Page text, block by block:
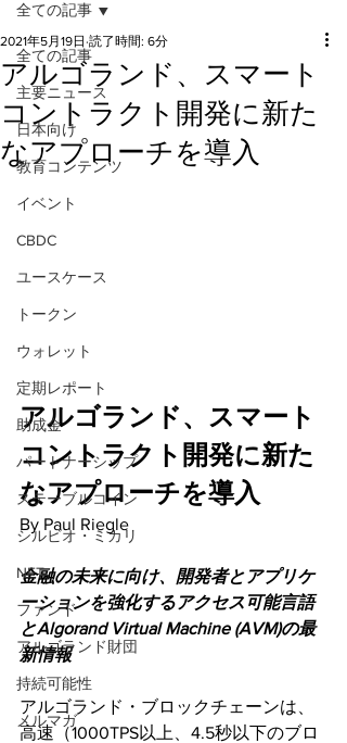
全ての記事
主要ニュース
日本向け
教育コンテンツ
イベント
CBDC
ユースケース
トークン
ウォレット
定期レポート
助成金
パートナーシップ
ステーブルコイン
シルビオ・ミカリ
NFT
ファンド
アルゴランド財団
持続可能性
メルマガ
全ての記事
アルゴランド、スマート
コントラクト開発に新た
なアプローチを導入
2021年5月19日 読了時間: 6分
アルゴランド、スマート
コントラクト開発に新た
なアプローチを導入
By Paul Riegle
金融の未来に向け、開発者とアプリケ
ーションを強化するアクセス可能言語
とAlgorand Virtual Machine (AVM)の最
新情報
アルゴランド・ブロックチェーンは、
高速（1000TPS以上、4.5秒以下のブロ